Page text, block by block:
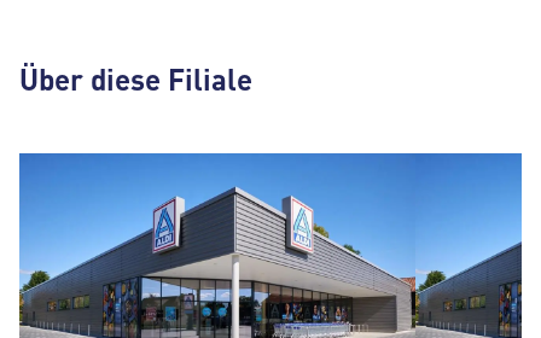
Über diese Filiale